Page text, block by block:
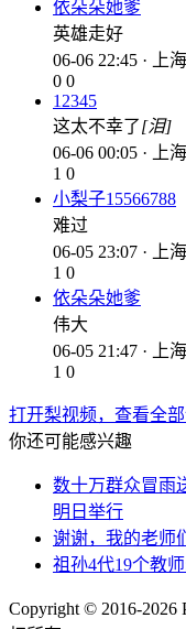
依朵朵她爹
英雄走好
06-06 22:45 · 上海
0 0
12345
这太不幸了[泪]
06-06 00:05 · 上海
1 0
小梨子15566788
难过
06-05 23:07 · 上海
1 0
依朵朵她爹
伟大
06-05 21:47 · 上海
1 0
打开梨视频，查看全
你还可能感兴趣
数十万群众冒雨
明日举行
谢谢，我的老师
祖孙4代19个教
Copyright © 2016-2026